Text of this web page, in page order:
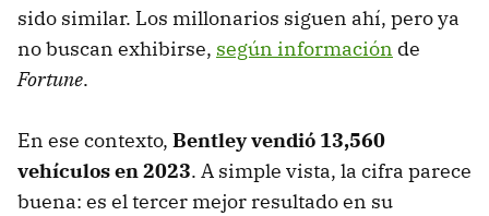
sido similar. Los millonarios siguen ahí, pero ya
no buscan exhibirse, según información de
Fortune.
En ese contexto, Bentley vendió 13,560
vehículos en 2023. A simple vista, la cifra parece
buena: es el tercer mejor resultado en su